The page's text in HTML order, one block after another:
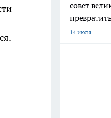
совет
14 июля
Шоколад,